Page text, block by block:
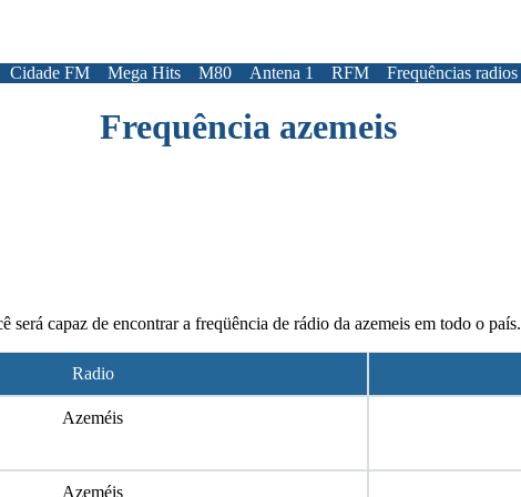
Cidade FM Mega Hits M80 Antena 1 RFM Frequências radios
Frequência azemeis
será capaz de encontrar a freqüência de rádio da azemeis em todo o país.
Radio
Azeméis
Azeméis